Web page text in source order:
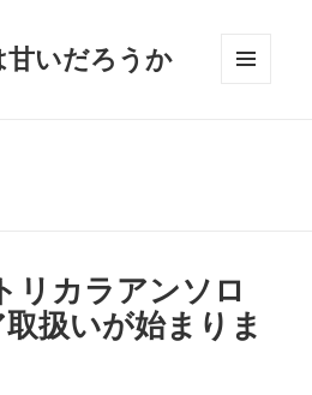
いだろうか
リカラアンソロ
扱いが始まりま